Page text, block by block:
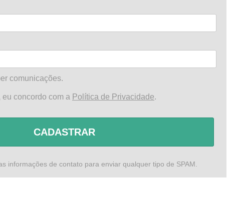
comunicações.
concordo com a Política de Privacidade.
CADASTRAR
informações de contato para enviar qualquer tipo de SPAM.